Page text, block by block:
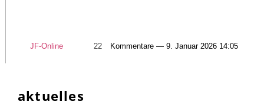
JF-Online 22 Kommentare — 9. Januar 2026 14:05
aktuelles